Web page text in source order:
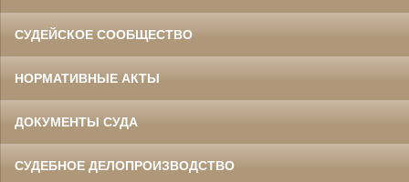
СУДЕЙСКОЕ СООБЩЕСТВО
НОРМАТИВНЫЕ АКТЫ
ДОКУМЕНТЫ СУДА
СУДЕБНОЕ ДЕЛОПРОИЗВОДСТВО